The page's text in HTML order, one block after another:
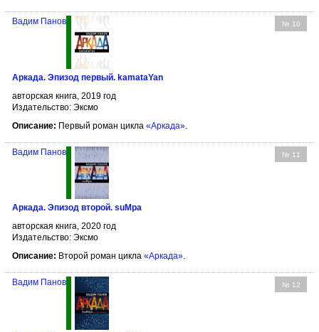
№ 10
Вадим Панов
Аркада. Эпизод первый. kamataYan
авторская книга, 2019 год
Издательство: Эксмо
Описание: Первый роман цикла «Аркада»
№ 11
Вадим Панов
Аркада. Эпизод второй. suMpa
авторская книга, 2020 год
Издательство: Эксмо
Описание: Второй роман цикла «Аркада».
№ 12
Вадим Панов